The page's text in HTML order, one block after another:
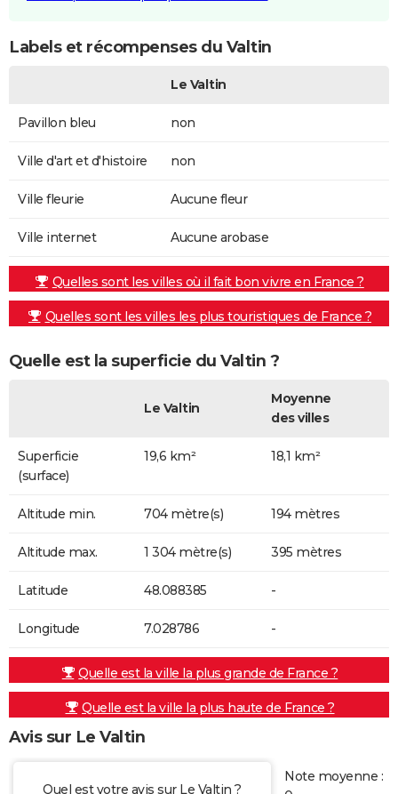
Labels et récompenses du Valtin
Le Valtin
Pavillon bleu non
Ville d'art et d'histoire non
Ville fleurie Aucune fleur
Ville internet Aucune arobase
Quelles sont les villes où il fait bon vivre en France ?
Quelles sont les villes les plus touristiques de France ?
Quelle est la superficie du Valtin ?
Le Valtin
Moyenne
des villes
Superficie
(surface)
19,6 km² 18,1 km²
Altitude min. 704 mètre(s) 194 mètres
Altitude max. 1 304 mètre(s) 395 mètres
Latitude 48.088385 -
Longitude 7.028786 -
Quelle est la ville la plus grande de France ?
Quelle est la ville la plus haute de France ?
Avis sur Le Valtin
Quel est votre avis sur Le Valtin ?
Note moyenne :